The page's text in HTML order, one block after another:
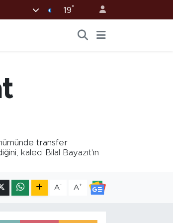
19°
transfer
kaleci Bilal Bayazıt'ın
A- A+